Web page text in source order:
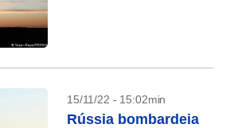
15/11/22 - 15:02min
Rússia bombardeia